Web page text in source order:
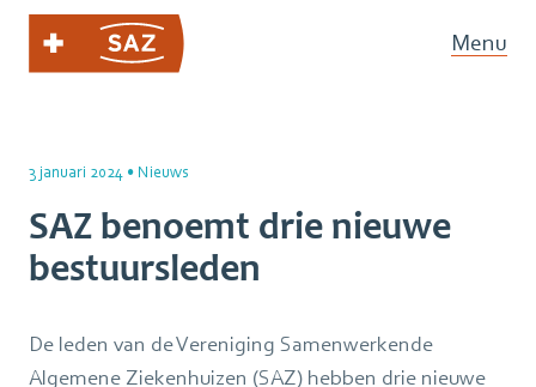
Menu
3 januari 2024 • Nieuws
SAZ benoemt drie nieuwe
bestuursleden
De leden van de Vereniging Samenwerkende
Algemene Ziekenhuizen (SAZ) hebben drie nieuwe